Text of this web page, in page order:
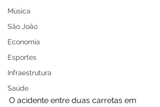
Música
São João
Economia
Esportes
Infraestrutura
Saúde
O acidente entre duas carretas em